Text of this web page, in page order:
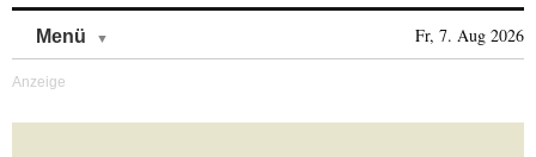
Menü Fr, 7. Aug 2026